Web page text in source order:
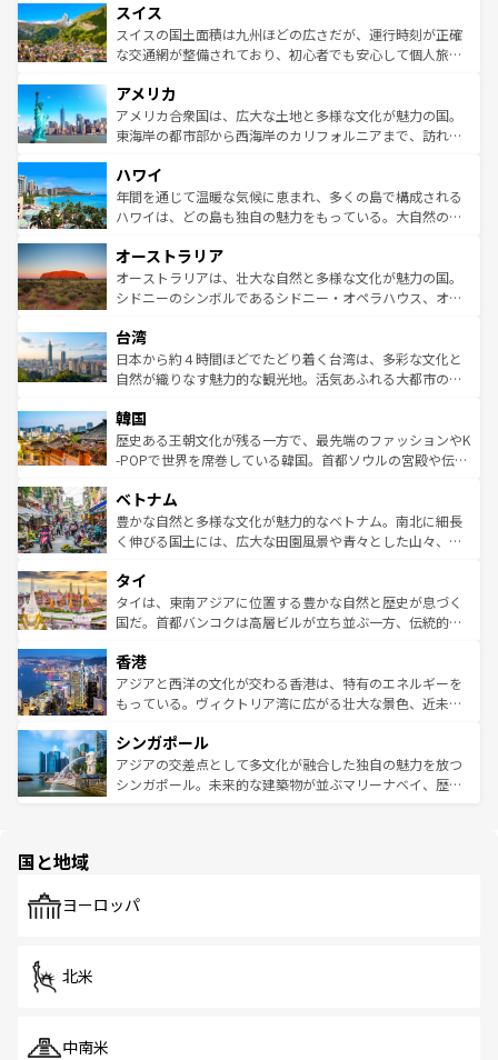
れる地方に足を運ぶとそれぞれで全く異なる文化を体験で
きるだろう。 なお、新着のフランス情報はコンテンツ一覧
を参照してほしい。
は、お酒好きな人にはぜひ体験してほしい。 なお、新着の
ドイツ情報はコンテンツ一覧を参照してほしい。
リアごとに異なる魅力がある。また、優雅なアフタヌーン
ティー、ビール好きにはたまらない英国パブ、サッカー観
戦など、本場だからこそできる体験も豊富。イギリスを旅
ンツ一覧を参照してほしい。
スイス
スイスの国土面積は九州ほどの広さだが、運行時刻が正確
な交通網が整備されており、初心者でも安心して個人旅行
の建物がそのまま残る町や、スイスならではのユニークな
博物館もあり、アルプス観光だけでなく町歩きも満喫する
ことができる。国民の所得が高いため物価も高いが、旅行
ば市内交通費無料で観光を楽しむこともできる。 なお、新
着のスイス情報はコンテンツ一覧 を参照してほしい。
アメリカ
アメリカ合衆国は、広大な土地と多様な文化が魅力の国。
東海岸の都市部から西海岸のカリフォルニアまで、訪れる
のような巨大都市は、観光、ショッピング、エンターテイ
ンメントが詰まった刺激的なスポットだ。一方、アメリカ
西部には大自然が広がり、グランドキャニオンやイエロー
部のニューオーリンズでは、音楽と美食が融合した独特の
文化が魅力。旅行者はアメリカの各地域で異なる魅力を楽
しみながら、その多様性と豊かな歴史を感じることができ
ならではの贅沢な旅のスタイルだ。 なお、新着のアメリカ
情報はコンテンツ一覧を参照してほしい。
ハワイ
年間を通じて温暖な気候に恵まれ、多くの島で構成される
ハワイは、どの島も独自の魅力をもっている。大自然の神
ワイ島は見逃せない。また、定番の観光地といえばオアフ
島だが、静かな自然を求めるならマウイ島やカウアイ島が
おすすめ。エメラルドグリーンに輝く海をはじめ、豊かな
れるおもてなしの心で訪れる人々を迎えてくれるハワイの
人々、おいしいローカルフードやハワイアンミュージッ
ク、伝統的なフラダンスなど、すべてがハワイの魅力を彩
ワイを、存分に味わってほしい。 なお、新着のハワイ情報
はコンテンツ一覧を参照してほしい。
オーストラリア
オーストラリアは、壮大な自然と多様な文化が魅力の国。
シドニーのシンボルであるシドニー・オペラハウス、オー
リアリーフや大陸中央部にそびえるウルル（エアーズロッ
ク）、タスマニアの美しい原生林やケアンズの熱帯雨林な
ど、見どころがたくさん。また、カフェやワイン、オージ
いる。アクティビティも充実しており、サーフィンやダイ
ビング、ハイキングなど、アウトドア好きにはたまらな
い。オーストラリアの多彩な魅力を存分に味わいつくそ
参照してほしい。
台湾
日本から約４時間ほどでたどり着く台湾は、多彩な文化と
自然が織りなす魅力的な観光地。活気あふれる大都市の台
ン）、静ひつな山岳地帯である台湾東部など、都市の喧騒
と山間の静けさが共存しており、訪れる人に新しい発見と
驚きをもたらしてくれる。また、奥深い台湾の食文化も魅
容にもいいと評判のスイーツなど、バラエティ豊かな料理
が味わえる。 なお、新着の台湾情報は コンテンツ一覧を参
照してほしい。
韓国
歴史ある王朝文化が残る一方で、最先端のファッションやK
-POPで世界を席巻している韓国。首都ソウルの宮殿や伝統
き、地方に足を延ばせば四季折々の自然美を楽しむことが
できる。そして、キムチや焼肉、絶品のストリートフード
まで、さまざまな韓国料理が待っている。夜には、韓国な
リティに包まれながら、韓国の多彩な魅力を心ゆくまで味
わってみてほしい。 なお、新着の韓国情報はコンテンツ一
覧を参照してほしい。
ベトナム
豊かな自然と多様な文化が魅力的なベトナム。南北に細長
く伸びる国土には、広大な田園風景や青々とした山々、世
急速な発展と共に伝統が息づく。ハノイの古い町並みやホ
ーチミン市のフランス統治時代の建物も、独特の雰囲気を
醸し出している。また、バラエティの豊かさとおいしさで
とつ。フォーやバインミー、ベトナムコーヒーなどは、ぜ
ひ現地で味わいたい。どの地域を訪れてもあたたかい人々
が旅行者を迎えてくれるので、きっと忘れられない旅にな
参照してほしい。
タイ
タイは、東南アジアに位置する豊かな自然と歴史が息づく
国だ。首都バンコクは高層ビルが立ち並ぶ一方、伝統的な
の活気が交差している。北部ではチェンマイなどの山岳地
帯で自然と触れ合い、南部ではプーケットやクラビの美し
いビーチでリゾート気分を楽しむことができる。タイ料理
激する。気候は一年中温暖で、どの季節にも異なる楽しみ
が待っている。親しみやすいタイの人々、仏教を中心とし
た文化、そして多様な観光資源が、訪れる旅人を魅了し続
香港
アジアと西洋の文化が交わる香港は、特有のエネルギーを
もっている。ヴィクトリア湾に広がる壮大な景色、近未来
み、どこを訪れても感動するはず。観光スポットが密集し
ており、効率よく見どころを回れるのも魅力。息をのむよ
うな絶景から文化的な体験まで、香港を存分に楽しみ尽く
シンガポール
アジアの交差点として多文化が融合した独自の魅力を放つ
シンガポール。未来的な建築物が並ぶマリーナベイ、歴史
で、ホーカーズは地元の風情を楽しめる外せないスポット
国と地域
ヨーロッパ
北米
中南米